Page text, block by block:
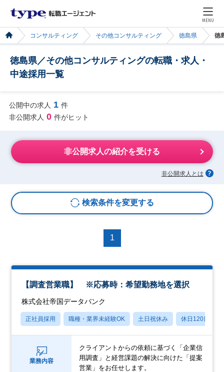
MENU
コンサルティング その他コンサルティング 徳島県 徳
徳島県／その他コンサルティングの転職・求人・
中途採用一覧
公開中の求人 1 件
非公開求人 0 件がヒット
非公開求人の紹介を受ける
非公開求人とは
検索条件を変更する
1
【調査営業職】 ※応募時：希望勤務地を選択
株式会社帝国データバンク
正社員採用 職種・業界未経験OK 土日祝休み 休日120日以上
業務内容
クライアントからの依頼に基づく「企業信
用調査」と経営課題の解決に向けた「提案
営業」をお任せします。